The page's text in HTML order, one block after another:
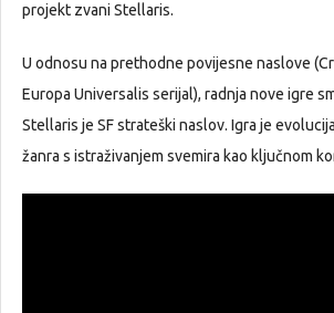
projekt zvani Stellaris.
U odnosu na prethodne povijesne naslove
Europa Universalis serijal), radnja nove igre
Stellaris je SF strateški naslov. Igra je evolucija
žanra s istraživanjem svemira kao ključnom